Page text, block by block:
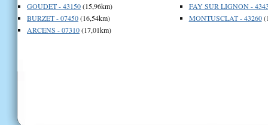
GOUDET - 43150(15,96km)
BURZET - 07450(16,54km)
ARCENS - 07310(17,01km)
FAY SUR LIGNON -
MONTUSCLAT - 43260